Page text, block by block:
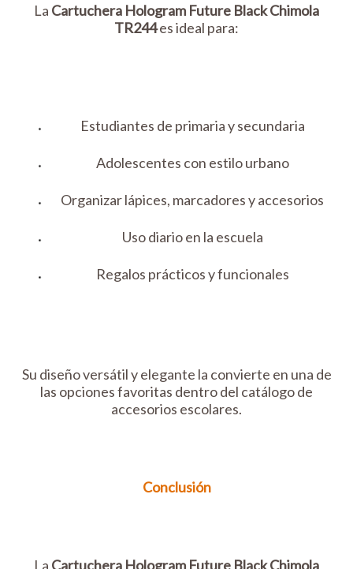
La Cartuchera Hologram Future Black Chimola
TR244es ideal para:
Estudiantes de primaria y secundaria
Adolescentes con estilo urbano
Organizar lápices, marcadores y accesorios
Uso diario en la escuela
Regalos prácticos y funcionales
Su diseño versátil y elegante la convierte en una de
las opciones favoritas dentro del catálogo de
accesorios escolares.
Conclusión
La Cartuchera Hologram Future Black Chimola